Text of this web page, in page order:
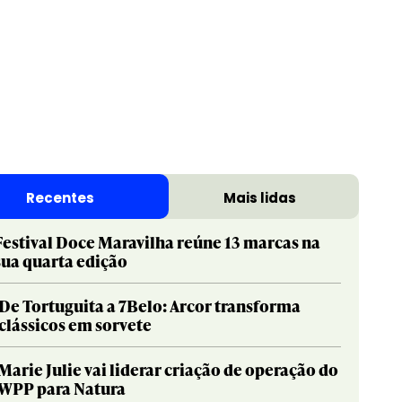
Social & Creator
Sustainable Development Goals
Titanium
PR
Social & Creator
Sustainable Development Goals
Recentes Mais lidas
Doce Maravilha reúne 13 marcas na
quarta edição
Tortuguita a 7Belo: Arcor transforma
em sorvete
Julie vai liderar criação de operação do
para Natura